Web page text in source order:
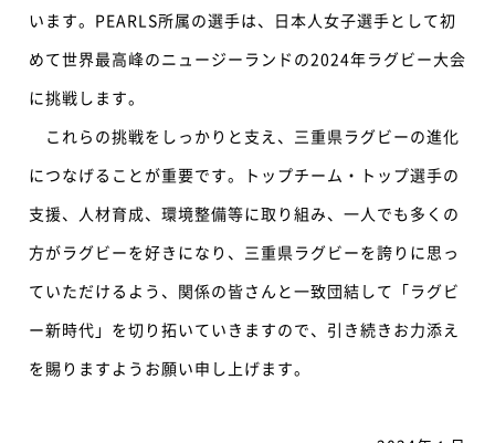
います。PEARLS所属の選手は、日本人女子選手として初
めて世界最高峰のニュージーランドの2024年ラグビー大会
に挑戦します。
これらの挑戦をしっかりと支え、三重県ラグビーの進化
につなげることが重要です。トップチーム・トップ選手の
支援、人材育成、環境整備等に取り組み、一人でも多くの
方がラグビーを好きになり、三重県ラグビーを誇りに思っ
ていただけるよう、関係の皆さんと一致団結して「ラグビ
ー新時代」を切り拓いていきますので、引き続きお力添え
を賜りますようお願い申し上げます。